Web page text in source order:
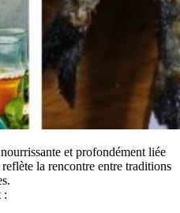
et profondément liée
la rencontre entre traditions
: